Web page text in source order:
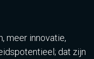
meer innovatie,
dat zijn